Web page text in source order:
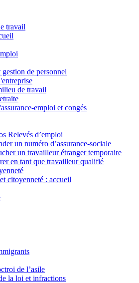
travail
de personnel
de travail
emploi et congés
Relevés d’emploi
un numéro d’assurance-sociale
un travailleur étranger temporaire
en tant que travailleur qualifié
et citoyenneté : accueil
de l’asile
la loi et infractions